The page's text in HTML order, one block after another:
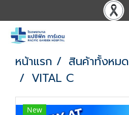
หน้าแรก สินค้าทั้งหมด
VITAL C
New